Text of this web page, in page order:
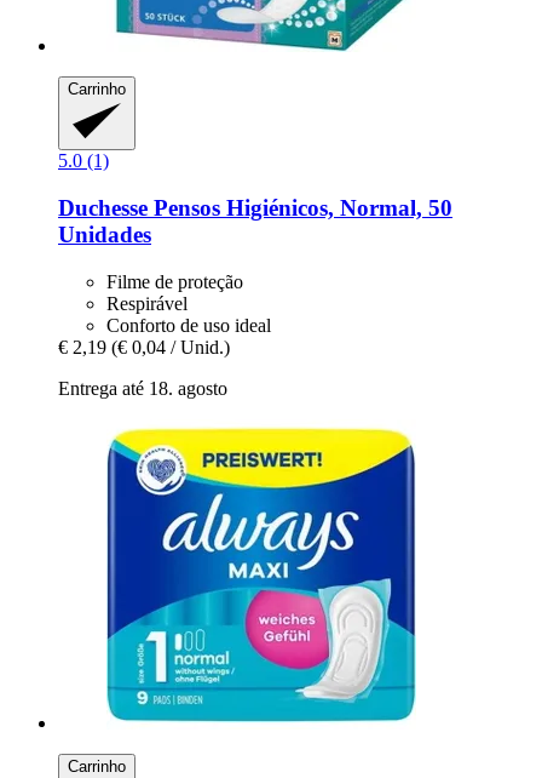
Carrinho
5.0 (1)
Duchesse Pensos Higiénicos, Normal, 50
Unidades
Filme de proteção
Respirável
Conforto de uso ideal
€ 2,19 (€ 0,04 / Unid.)
Entrega até 18. agosto
Carrinho